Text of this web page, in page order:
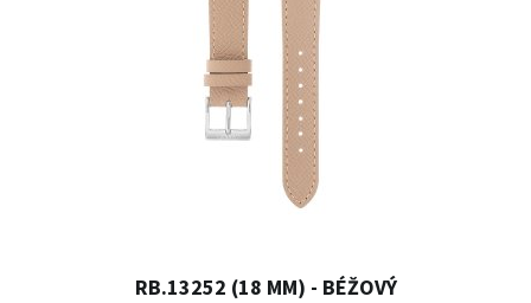
RB.13252 (18 MM) - BÉŽOVÝ